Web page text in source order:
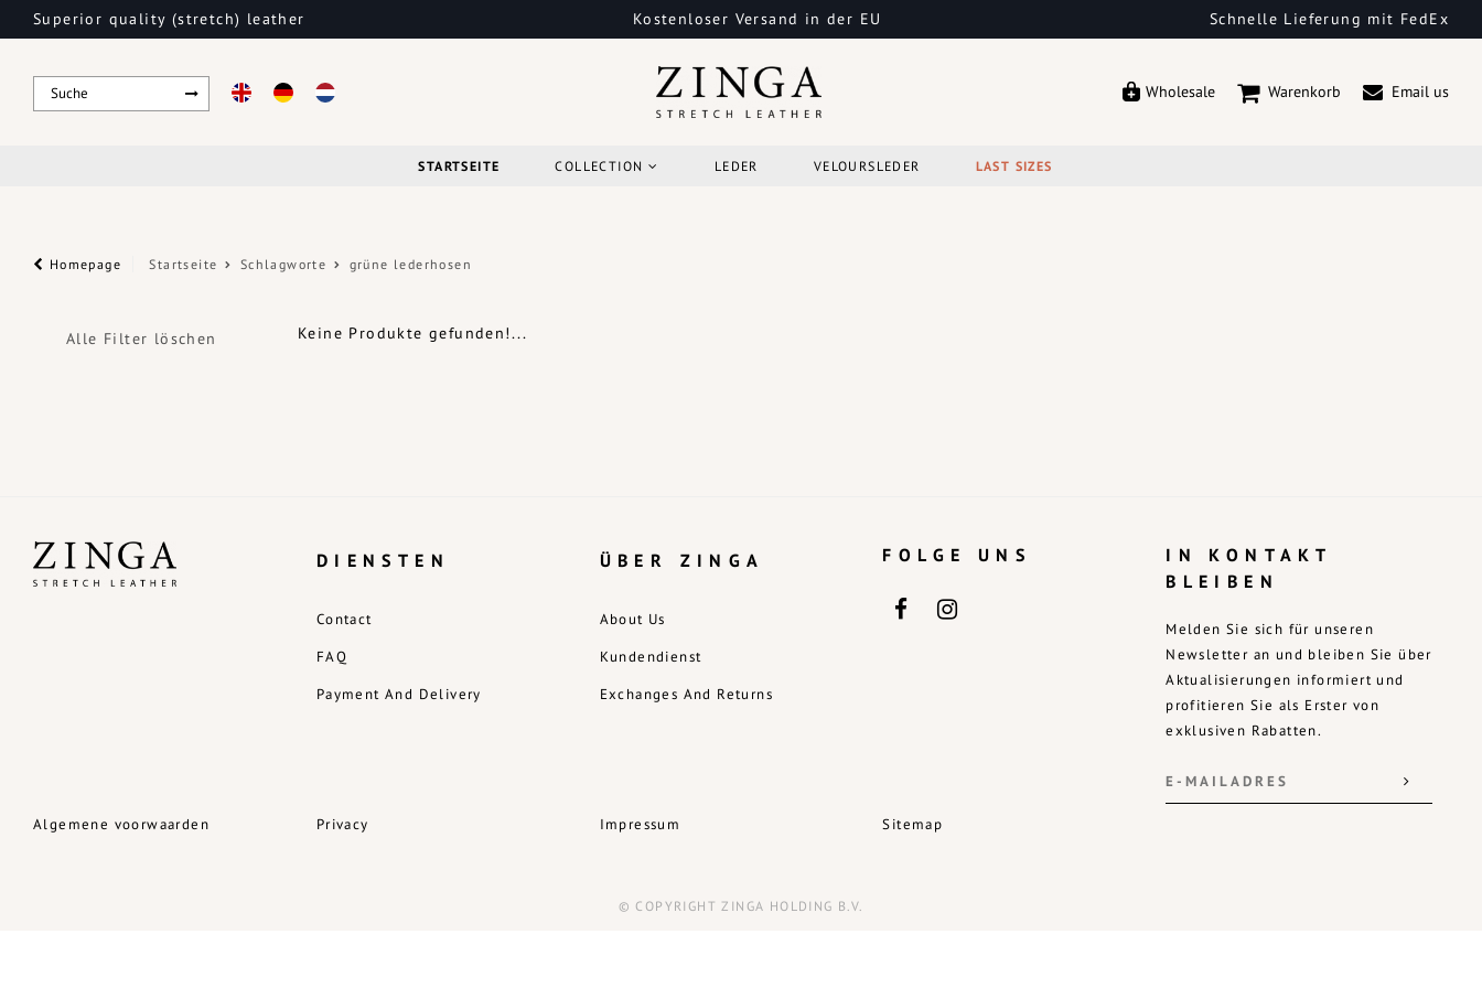
Superior quality (stretch) leather Kostenloser Versand in der EU Schnelle Lieferung mit FedEx
Wholesale Warenkorb Email us
STARTSEITE COLLECTION LEDER VELOURSLEDER LAST SIZES
Homepage Startseite Schlagworte grüne lederhosen
Alle Filter löschen Keine Produkte gefunden!...
Algemene voorwaarden
DIENSTEN
Contact
FAQ
Payment And Delivery
Privacy
ÜBER ZINGA
About Us
Kundendienst
Exchanges And Returns
Impressum
FOLGE UNS
Sitemap
IN KONTAKT
BLEIBEN
Melden Sie sich für unseren
Newsletter an und bleiben Sie über
Aktualisierungen informiert und
profitieren Sie als Erster von
exklusiven Rabatten.
© COPYRIGHT ZINGA HOLDING B.V.